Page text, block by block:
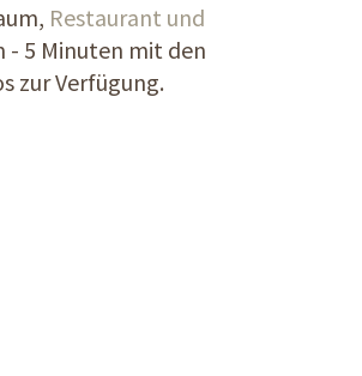
Restaurant und
- 5 Minuten mit den
zur Verfügung.